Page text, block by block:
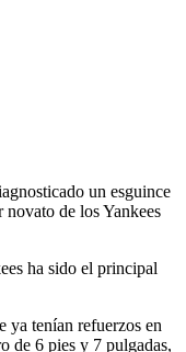
un esguince
de los Yankees
ha sido el principal
ya tenían refuerzos en
de 6 pies y 7 pulgadas,